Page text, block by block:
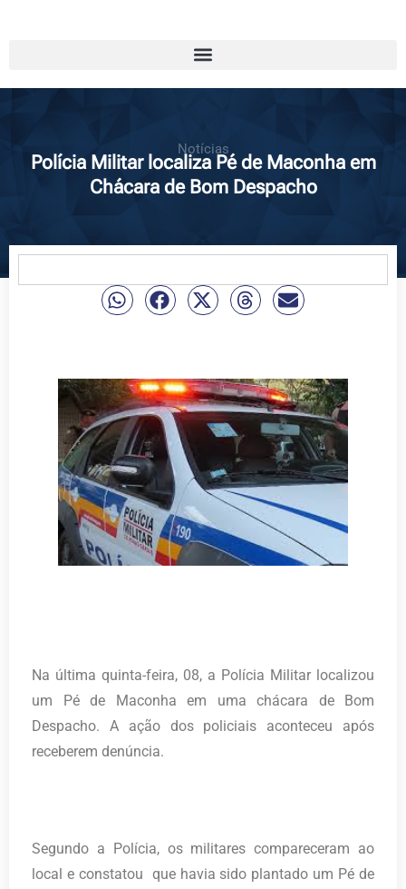
Notícias
Polícia Militar localiza Pé de Maconha em
Chácara de Bom Despacho
Na última quinta-feira, 08, a Polícia Militar localizou
um Pé de Maconha em uma chácara de Bom
Despacho. A ação dos policiais aconteceu após
receberem denúncia.
Segundo a Polícia, os militares compareceram ao
local e constatou que havia sido plantado um Pé de